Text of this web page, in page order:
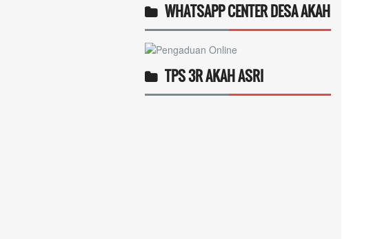
WHATSAPP CENTER DESA AKAH
TPS 3R AKAH ASRI